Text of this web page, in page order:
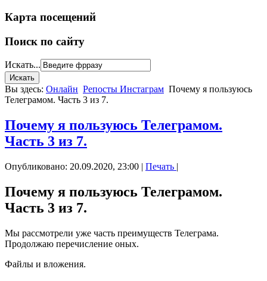
Карта посещений
Поиск по сайту
Искать...
Вы здесь: Онлайн Репосты Инстаграм Почему я пользуюсь
Телеграмом. Часть 3 из 7.
Почему я пользуюсь Телеграмом.
Часть 3 из 7.
Опубликовано: 20.09.2020, 23:00 | Печать |
Почему я пользуюсь Телеграмом.
Часть 3 из 7.
Мы рассмотрели уже часть преимуществ Телеграма.
Продолжаю перечисление оных.
Файлы и вложения.